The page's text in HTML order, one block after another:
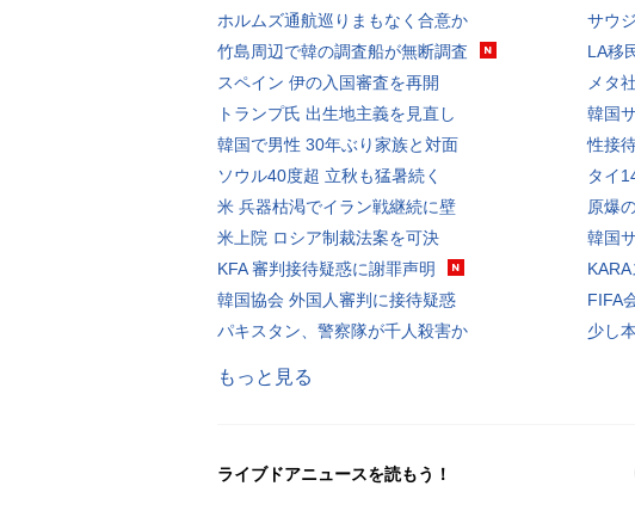
ホルムズ通航巡りまもなく合意か
竹島周辺で韓の調査船が無断調査
スペイン 伊の入国審査を再開
トランプ氏 出生地主義を見直し
韓国で男性 30年ぶり家族と対面
ソウル40度超 立秋も猛暑続く
米 兵器枯渇でイラン戦継続に壁
米上院 ロシア制裁法案を可決
KFA 審判接待疑惑に謝罪声明
韓国協会 外国人審判に接待疑惑
パキスタン、警察隊が千人殺害か
サウ
LA移
メタ
韓国
性接
タイ
原爆
韓国
FIFA
少し
もっと見る
ライブドアニュースを読もう！